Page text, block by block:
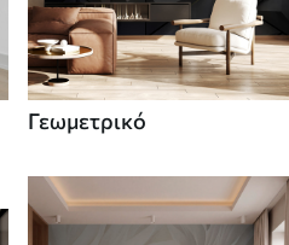
Γεωμετρικό